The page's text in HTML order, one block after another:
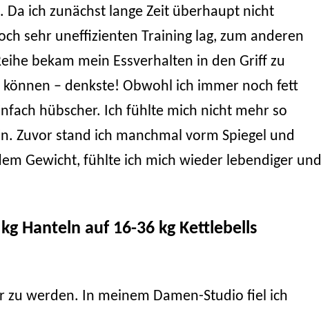
ich zunächst lange Zeit überhaupt nicht
sehr uneffizienten Training lag, zum anderen
bekam mein Essverhalten in den Griff zu
– denkste! Obwohl ich immer noch fett
hübscher. Ich fühlte mich nicht mehr so
Zuvor stand ich manchmal vorm Spiegel und
Gewicht, fühlte ich mich wieder lebendiger und
Hanteln auf 16-36 kg Kettlebells
zu werden. In meinem Damen-Studio fiel ich